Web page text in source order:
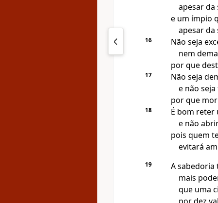
apesar da
e um ímpio
apesar da
16
Não seja
nem
por que
17
Não seja
e não
por que
18
É bom reter
e não
pois quem
evitará
19
A sabedoria
mais
que uma